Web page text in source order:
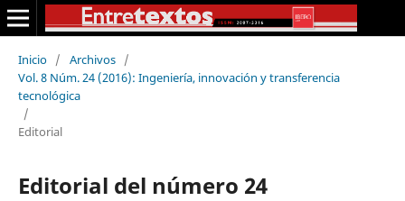
Inicio / Archivos /
Vol. 8 Núm. 24 (2016): Ingeniería, innovación y transferencia
tecnológica
/
Editorial
Editorial del número 24